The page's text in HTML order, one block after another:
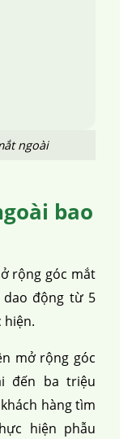
ngoài
bao
rộng góc mắt
động từ 5
hiện.
mở rộng góc
đến ba triệu
hàng tìm
hiện phẫu